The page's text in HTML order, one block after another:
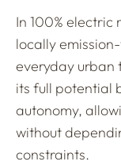
In 100% electric
locally
everyday urban
its full potential
autonomy,
without
constraints.